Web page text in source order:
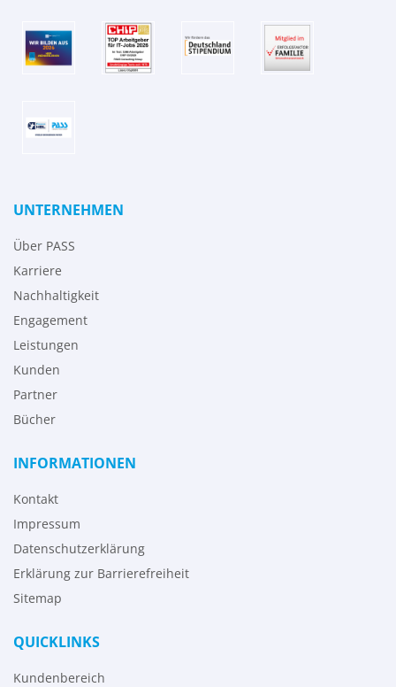
UNTERNEHMEN
Über PASS
Karriere
Nachhaltigkeit
Engagement
Leistungen
Kunden
Partner
Bücher
INFORMATIONEN
Kontakt
Impressum
Datenschutzerklärung
Erklärung zur Barrierefreiheit
Sitemap
QUICKLINKS
Kundenbereich